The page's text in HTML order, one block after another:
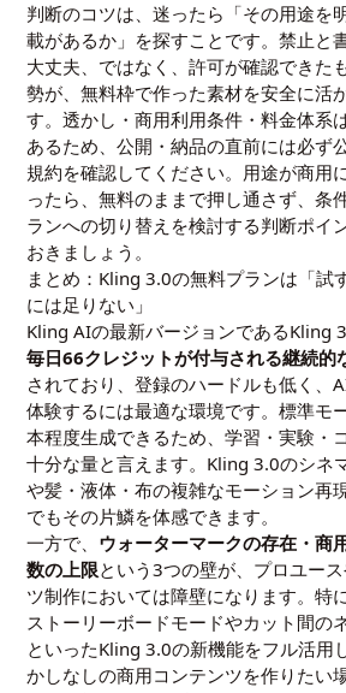
判断のコツは、迷ったら「その用途を
載があるか」を探すことです。禁止と
大丈夫、ではなく、許可が確認できた
勢が、無料枠で作った素材を安全に活
す。透かし・商用利用条件・料金体系
あるため、公開・納品の直前には必ず
規約を確認してください。用途が商用
ったら、無料のままで押し通さず、条
ランへの切り替えを検討する判断ポイ
おきましょう。
まとめ：Kling 3.0の無料プランは「試
には足りない」
Kling AIの最新バージョンであるKling
毎日66クレジットが付与される継続的
されており、登録のハードルも低く、
体験するには最適な環境です。標準モ
本程度生成できるため、学習・実験・
十分な量と言えます。Kling 3.0のシネ
や髪・液体・布の複雑なモーション再
でもその片鱗を体感できます。
一方で、 ウォーターマークの存在・商
数の上限という3つの壁が、プロユー
ツ制作においては障壁になります。特
ストーリーボードモードやカット間の
といったKling 3.0の新機能をフル活用
かしなしの商用コンテンツを作りたい